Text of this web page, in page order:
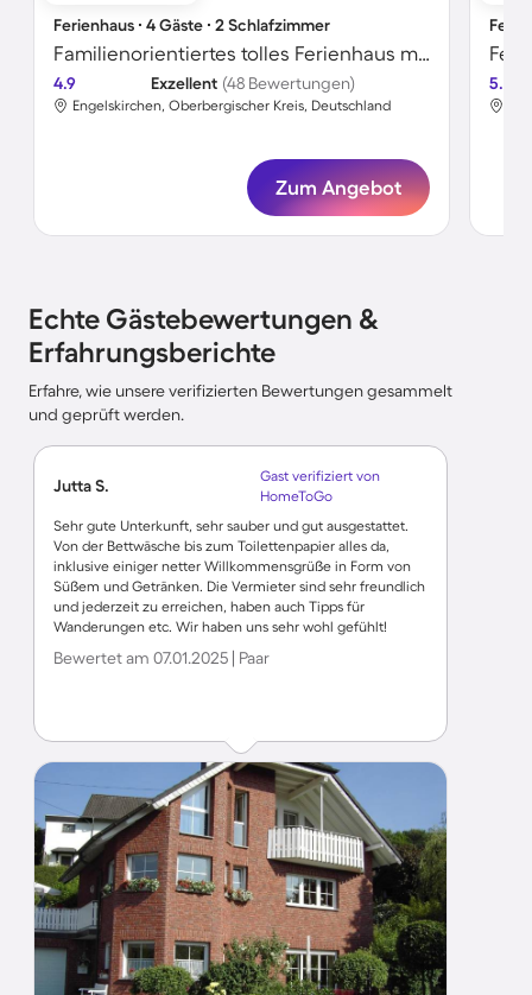
Ferienhaus ∙ 4 Gäste ∙ 2 Schlafzimmer
Familienorientiertes tolles Ferienhaus mit Garten, Grill und Terrasse | Haustiere erlaubt
4.9 Exzellent (48 Bewertungen)
Engelskirchen, Oberbergischer Kreis, Deutschland
Zum Angebot
5.0
Echte Gästebewertungen &
Erfahrungsberichte
Erfahre, wie unsere verifizierten Bewertungen gesammelt
und geprüft werden.
Jutta S.
Gast verifiziert von
HomeToGo
Sehr gute Unterkunft, sehr sauber und gut ausgestattet.
Von der Bettwäsche bis zum Toilettenpapier alles da,
inklusive einiger netter Willkommensgrüße in Form von
Süßem und Getränken. Die Vermieter sind sehr freundlich
und jederzeit zu erreichen, haben auch Tipps für
Wanderungen etc. Wir haben uns sehr wohl gefühlt!
Bewertet am 07.01.2025 | Paar